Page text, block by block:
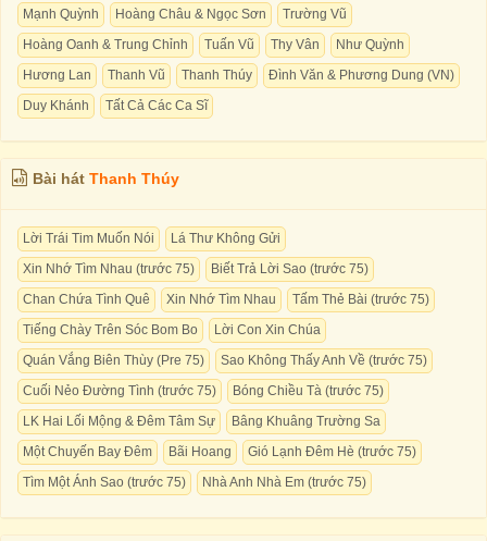
Mạnh Quỳnh Hoàng Châu & Ngọc Sơn
Trường Vũ
Hoàng Oanh & Trung Chỉnh
Tuấn Vũ Thy Vân
Như Quỳnh
Hương Lan
Thanh Vũ Thanh Thúy
Đình Văn & Phương Dung (VN)
Duy Khánh
Tất Cả Các Ca Sĩ
Bài hát Thanh Thúy
Lời Trái Tim Muốn Nói
Lá Thư Không Gửi
Xin Nhớ Tìm Nhau (trước 75)
Biết Trả Lời Sao (trước 75)
Chan Chứa Tình Quê
Xin Nhớ Tìm Nhau
Tấm Thẻ Bài (trước 75)
Tiếng Chày Trên Sóc Bom Bo
Lời Con Xin Chúa
Quán Vắng Biên Thùy (Pre 75)
Sao Không Thấy Anh Về (trước 75)
Cuối Nẻo Đường Tình (trước 75)
Bóng Chiều Tà (trước 75)
LK Hai Lối Mộng & Đêm Tâm Sự
Bâng Khuâng Trường Sa
Một Chuyến Bay Đêm
Bãi Hoang
Gió Lạnh Đêm Hè (trước 75)
Tìm Một Ánh Sao (trước 75)
Nhà Anh Nhà Em (trước 75)